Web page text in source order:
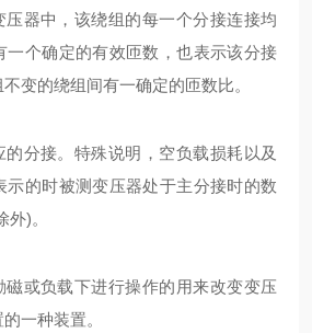
压器中，该绕组的每一个分接连接均
一个确定的有效匝数，也表示该分接
变的绕组间有一确定的匝数比。
分接。特殊说明，空负载损耗以及
示的时被测变压器处于主分接时的数
)。
磁或负载下进行操作的用来改变变压
一种装置。